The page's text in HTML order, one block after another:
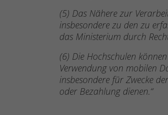
(5) Das Nähere zur
insbesondere zu den zu
das Ministerium durch
(6) Die Hochschulen
Verwendung von mobilen
insbesondere für Zwecke
oder Bezahlung dienen.“